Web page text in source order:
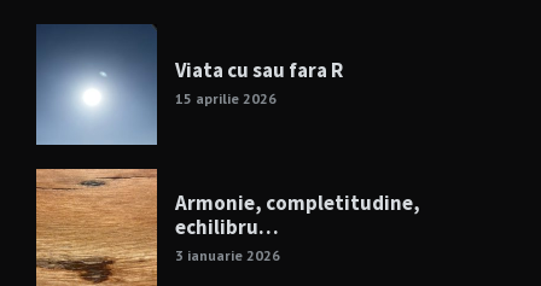
Viata cu sau fara R
15 aprilie 2026
Armonie, completitudine,
echilibru…
3 ianuarie 2026